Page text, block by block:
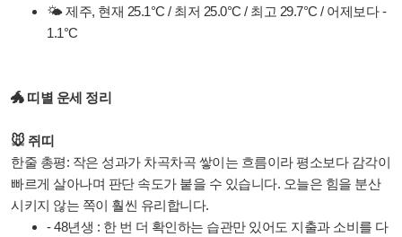
🌤️ 제주, 현재 25.1°C / 최저 25.0°C / 최고 29.7°C / 어제보다 -
1.1°C
🐲 띠별 운세 정리
🐭 쥐띠
한줄 총평: 작은 성과가 차곡차곡 쌓이는 흐름이라 평소보다 감각이
빠르게 살아나며 판단 속도가 붙을 수 있습니다. 오늘은 힘을 분산
시키지 않는 쪽이 훨씬 유리합니다.
- 48년생 : 한 번 더 확인하는 습관만 있어도 지출과 소비를 다